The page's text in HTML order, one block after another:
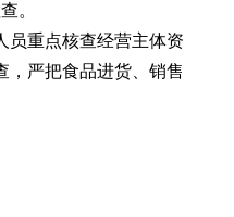
。
员重点核查经营主体资
，严把食品进货、销售